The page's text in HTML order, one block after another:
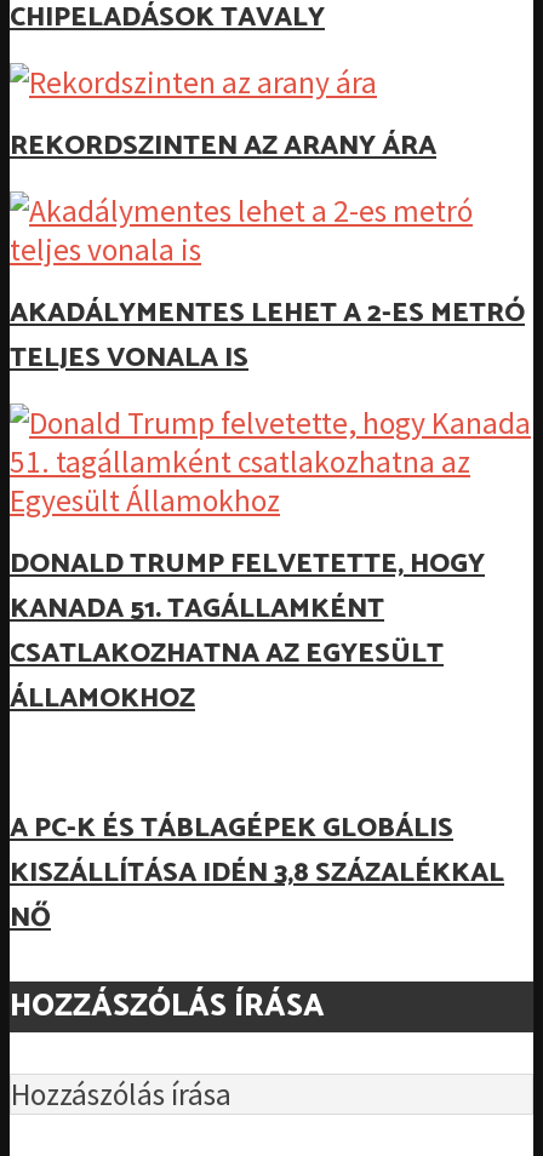
CHIPELADÁSOK TAVALY
REKORDSZINTEN AZ ARANY ÁRA
AKADÁLYMENTES LEHET A 2-ES METRÓ
TELJES VONALA IS
DONALD TRUMP FELVETETTE, HOGY
KANADA 51. TAGÁLLAMKÉNT
CSATLAKOZHATNA AZ EGYESÜLT
ÁLLAMOKHOZ
A PC-K ÉS TÁBLAGÉPEK GLOBÁLIS
KISZÁLLÍTÁSA IDÉN 3,8 SZÁZALÉKKAL
NŐ
HOZZÁSZÓLÁS ÍRÁSA
Hozzászólás írása